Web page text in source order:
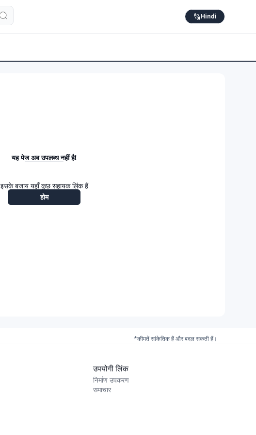
Hindi
यह पेज अब उपलब्ध नहीं है!
इसके बजाय यहाँ कुछ सहायक लिंक हैं
होम
*कीमतें सांकेतिक हैं और बदल सकती हैं।
उपयोगी लिंक
निर्माण उपकरण
समाचार